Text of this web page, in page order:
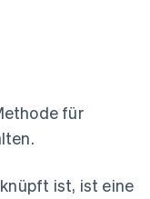
für
ist, ist eine